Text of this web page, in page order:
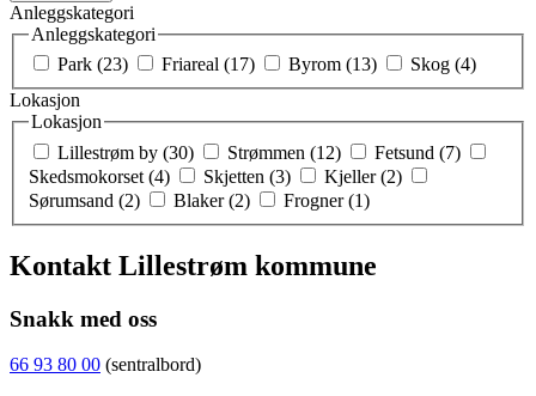
Anleggskategori
Anleggskategori
Park (23)
Friareal (17) Byrom (13)
Skog (4)
Lokasjon
Lokasjon
Lillestrøm by (30)
Strømmen (12)
Fetsund (7)
Skedsmokorset (4)
Skjetten (3)
Kjeller (2)
Sørumsand (2)
Blaker (2) Frogner (1)
Kontakt Lillestrøm kommune
Snakk med oss
66 93 80 00 (sentralbord)